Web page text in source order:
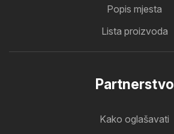
Popis mjesta
Lista proizvoda
Partnerstvo
Kako oglašavati